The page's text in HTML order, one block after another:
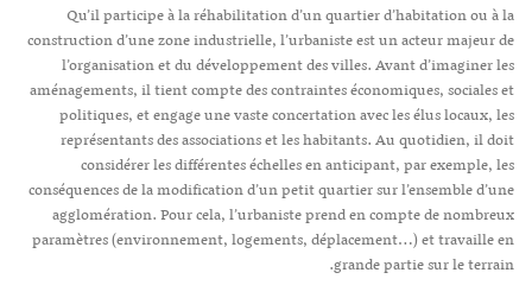
Qu’il participe à la réhabilitation d’un quartier d’habitation ou à la
construction d’une zone industrielle, l’urbaniste est un acteur majeur de
l’organisation et du développement des villes. Avant d’imaginer les
aménagements, il tient compte des contraintes économiques, sociales et
politiques, et engage une vaste concertation avec les élus locaux, les
représentants des associations et les habitants. Au quotidien, il doit
considérer les différentes échelles en anticipant, par exemple, les
conséquences de la modification d’un petit quartier sur l’ensemble d’une
agglomération. Pour cela, l’urbaniste prend en compte de nombreux
paramètres (environnement, logements, déplacement…) et travaille en
grande partie sur le terrain.